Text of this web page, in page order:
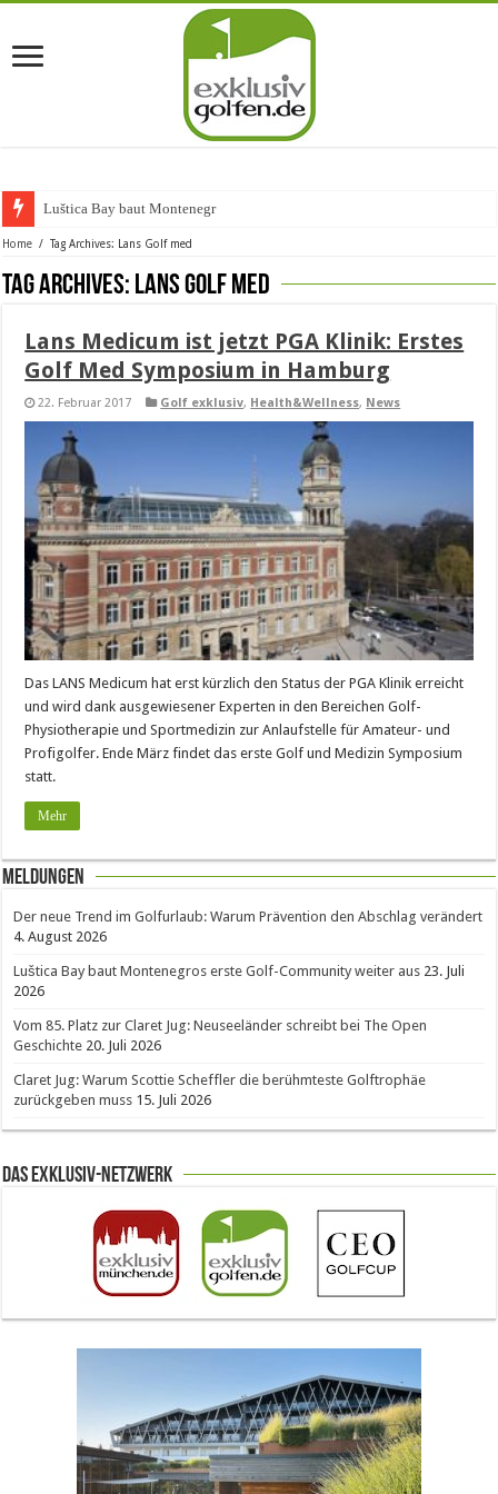
Luštica Bay baut Montenegros ers
Home / Tag Archives: Lans Golf med
Tag Archives: Lans Golf med
Lans Medicum ist jetzt PGA Klinik: Erstes
Golf Med Symposium in Hamburg
22. Februar 2017 Golf exklusiv, Health&Wellness, News
Das LANS Medicum hat erst kürzlich den Status der PGA Klinik erreicht
und wird dank ausgewiesener Experten in den Bereichen Golf-
Physiotherapie und Sportmedizin zur Anlaufstelle für Amateur- und
Profigolfer. Ende März findet das erste Golf und Medizin Symposium
statt.
Mehr
Meldungen
Der neue Trend im Golfurlaub: Warum Prävention den Abschlag verändert
4. August 2026
Luštica Bay baut Montenegros erste Golf-Community weiter aus 23. Juli
2026
Vom 85. Platz zur Claret Jug: Neuseeländer schreibt bei The Open
Geschichte 20. Juli 2026
Claret Jug: Warum Scottie Scheffler die berühmteste Golftrophäe
zurückgeben muss 15. Juli 2026
Das Exklusiv-Netzwerk